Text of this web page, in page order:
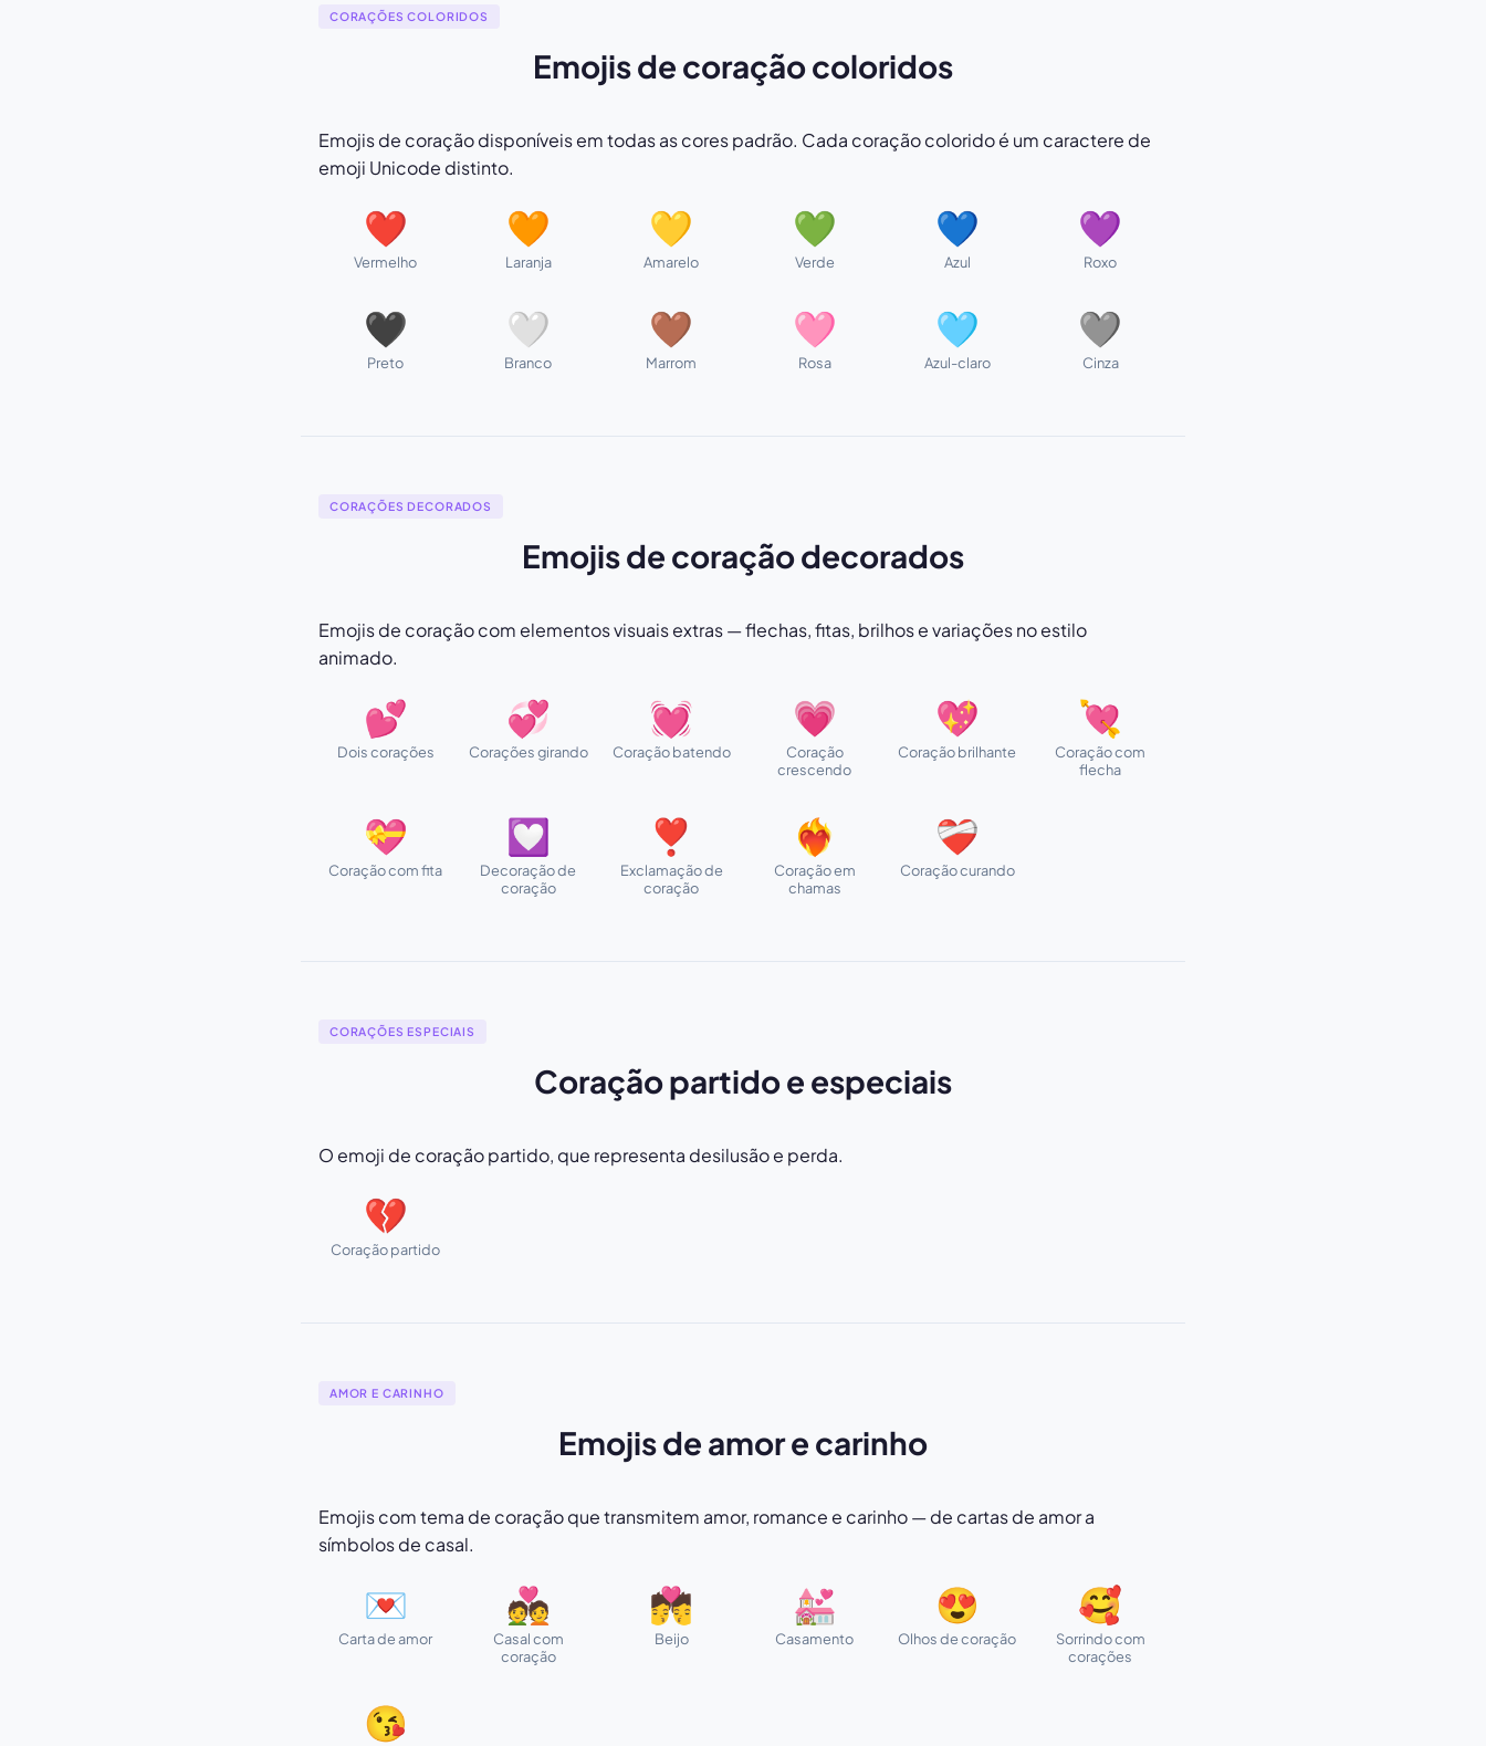
CORAÇÕES COLORIDOS
Emojis de coração coloridos
Emojis de coração disponíveis em todas as cores padrão. Cada coração colorido é um caractere de
emoji Unicode distinto.
❤
Vermelho
🧡
Laranja
💛
Amarelo
💚
Verde
💙
Azul
💜
Roxo
🖤
Preto
🤍
Branco
🤎
Marrom
🩷
Rosa
🩵
Azul-claro
🩶
Cinza
CORAÇÕES DECORADOS
Emojis de coração decorados
Emojis de coração com elementos visuais extras — flechas, fitas, brilhos e variações no estilo
animado.
💕
Dois corações
💞
Corações girando
💓
Coração batendo
💗
Coração
crescendo
💖
Coração brilhante
💘
Coração com
flecha
💝
Coração com fita
💟
Decoração de
coração
❣
Exclamação de
coração
❤️‍🔥
Coração em
chamas
❤️‍🩹
Coração curando
CORAÇÕES ESPECIAIS
Coração partido e especiais
O emoji de coração partido, que representa desilusão e perda.
💔
Coração partido
AMOR E CARINHO
Emojis de amor e carinho
Emojis com tema de coração que transmitem amor, romance e carinho — de cartas de amor a
símbolos de casal.
💌
Carta de amor
💑
Casal com
coração
💏
Beijo
💒
Casamento
😍
Olhos de coração
🥰
Sorrindo com
corações
😘